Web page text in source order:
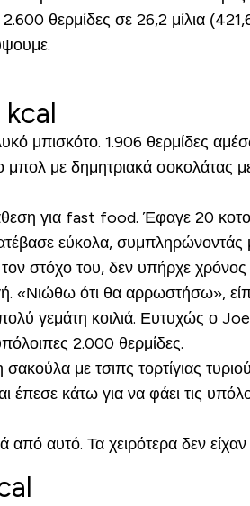
θερμίδες σε 26,2 μίλια
μπισκότο. 1.906 θερμίδες
με δημητριακά σοκολάτας
για fast food. Έφαγε 20
εύκολα, συμπληρώνοντάς
στόχο του, δεν υπήρχε χρόνος
«Νιώθω ότι θα αρρωστήσω»,
γεμάτη κοιλιά. Ευτυχώς ο
2.000 θερμίδες.
με τσιπς τορτίγιας
κάτω για να φάει τις
αυτό. Τα χειρότερα δεν είχαν